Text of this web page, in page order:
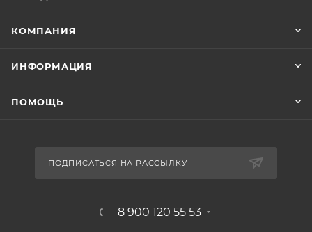
КОМПАНИЯ
ИНФОРМАЦИЯ
ПОМОЩЬ
ПОДПИСАТЬСЯ НА РАССЫЛКУ
8 900 120 55 53